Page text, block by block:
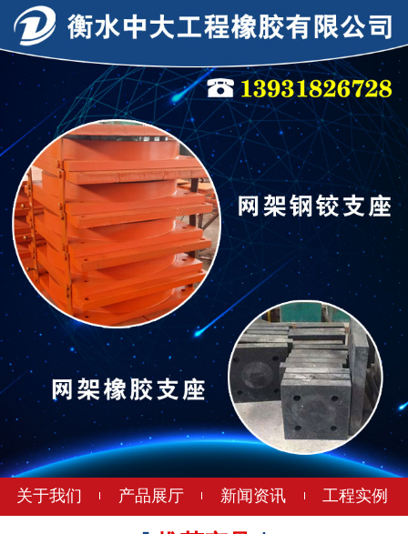
关于我们 产品展厅 新闻资讯 工程实例
连廊支座 连廊支座
隔震支座 抗震支座
网架钢铰支座 网架钢铰支座